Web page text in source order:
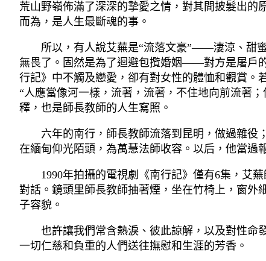
荒山野嶺佈滿了深深的摯愛之情，對其間披髮出
而為，是人生最斷魂的事。
所以，有人說艾蕪是“流落文豪”——淒涼、甜
無畏了。固然是為了迴避包攬婚姻——對方是屠戶
行記》中不觸及戀愛，卻有對女性的體恤和觀賞。
“人應當像河一樣，流著，流著，不住地向前流著
釋，也是師長教師的人生寫照。
六年的南行，師長教師流落到昆明，做過雜役
在緬甸仰光陌頭，為萬慧法師收容。以后，他當過
1990年拍攝的電視劇《南行記》僅有6集，艾
對話。鏡頭里師長教師抽著煙，坐在竹椅上，窗
子容貌。
也許讓我們常含熱淚、彼此諒解，以及對性命
一切仁慈和負重的人們送往撫慰和生涯的芳香。